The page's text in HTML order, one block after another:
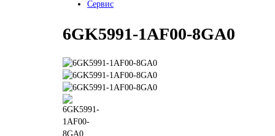
Сервис
6GK5991-1AF00-8GA0